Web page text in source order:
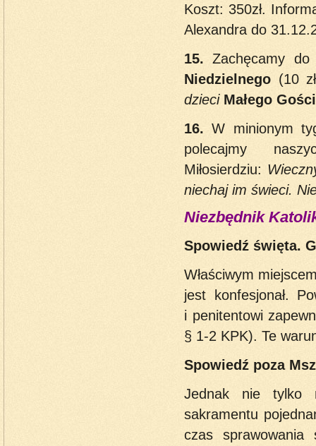
Koszt: 350zł.
Alexandra do
15.Zachęcamy
Niedzielnego (10
dzieci Małego
16.W minionym
polecajmy
Miłosierdziu:
niechaj im świeci.
Niezbędnik
Spowiedź święta.
Właściwym
jest konfesjonał.
i penitentowi
§ 1-2 KPK). Te
Spowiedź poza
Jednak nie tylko
sakramentu
czas sprawowania